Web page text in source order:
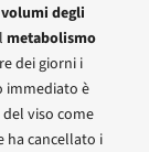
degli
metabolismo
dei giorni i
immediato è
viso come
ha cancellato i